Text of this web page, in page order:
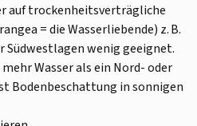
auf trockenheitsverträgliche
= die Wasserliebende) z. B.
Südwestlagen wenig geeignet.
Wasser als ein Nord- oder
Bodenbeschattung in sonnigen